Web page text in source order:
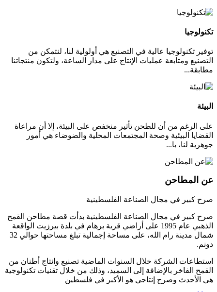
تكنولوجيا
توفير تكنولوجيا عالية في التصنيع هي أولولية لنا، لنتمكن من
التصنيع ومتابعة عمليات الإنتاج على مدار الساعة، ولتكون منتجاتنا
مطابقة...
البيئة
على الرغم من أن للطحن تأثير منخفص على البيئة، إلا أن مراعاة
القضايا البيئية وصحة المجتمعات المحلية والضوضاء هي أمور
جوهرية لنا، با...
عن المطاحن
صرح كبير في مجال الصناعة الفلسطينية
صرح كبير في مجال الصناعة الفلسطينية بدأت قصة مطاحن القمح
الذهبي عام 1995 على أراضي قرية برهام في بلدة بيرزيت الواقعة
شمال مدينة رام الله، على مساحة إجمالية تبلغ مساحتها حوالي 32
دونم.
استطاعات الشركة خلال السنوات الماضية تصنيع وانتاج أطنان من
القمح الفاخر بالإضافة إلى السميد، وذلك من خلال تقنيات تكنولوجية
هي الأحدث وصرح إنتاجي هو الأكبر في فلسطين